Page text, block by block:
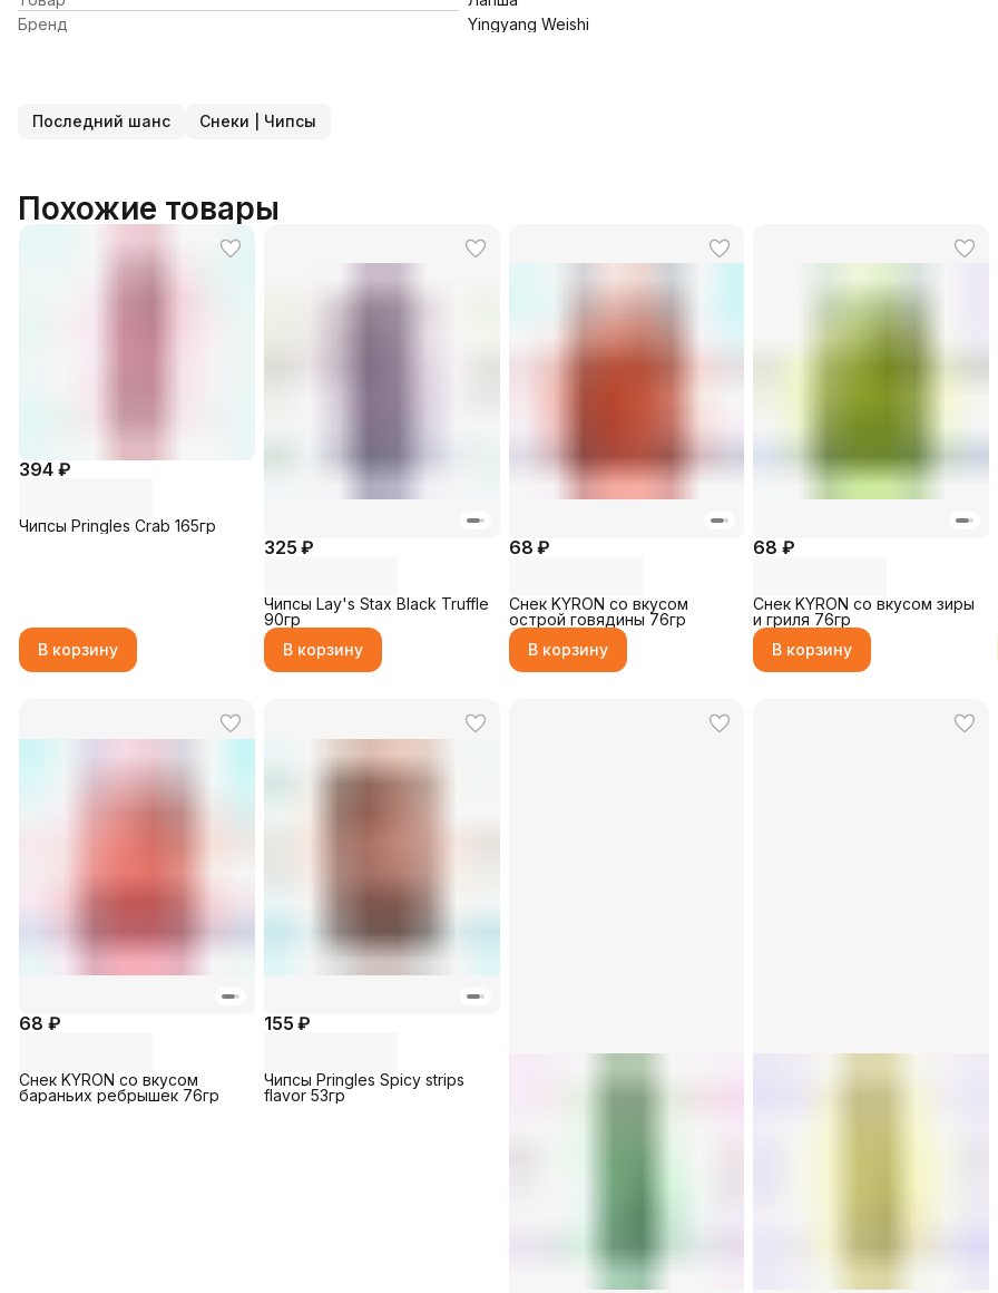
Бренд
Yingyang Weishi
Последний шанс Снеки | Чипсы
Похожие товары
394 ₽
Чипсы Pringles Crab 165гр
В корзину
325 ₽
Чипсы Lay's Stax Black Truffle
90гр
В корзину
68 ₽
Снек KYRON со вкусом
острой говядины 76гр
В корзину
68 ₽
Снек KYRON со вкусом зиры
и гриля 76гр
В корзину
68 ₽
Снек KYRON со вкусом
бараньих ребрышек 76гр
155 ₽
Чипсы Pringles Spicy strips
flavor 53гр